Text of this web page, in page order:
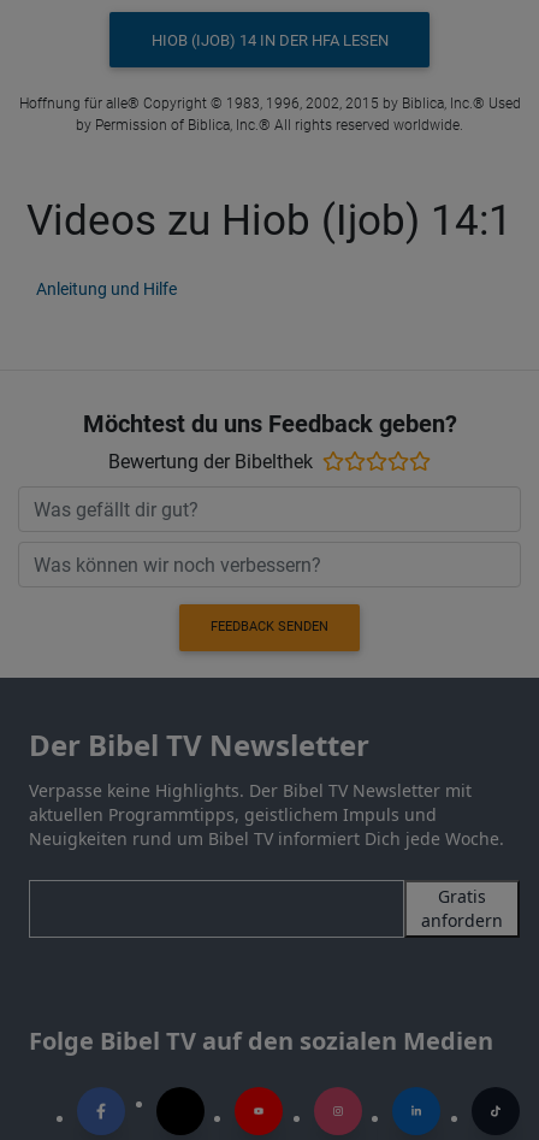
HIOB (IJOB) 14 IN DER HFA LESEN
Hoffnung für alle® Copyright © 1983, 1996, 2002, 2015 by Biblica, Inc.® Used
by Permission of Biblica, Inc.® All rights reserved worldwide.
Videos zu Hiob (Ijob) 14:1
Anleitung und Hilfe
Möchtest du uns Feedback geben?
Bewertung der Bibelthek
FEEDBACK SENDEN
Der Bibel TV Newsletter
Verpasse keine Highlights. Der Bibel TV Newsletter mit
aktuellen Programmtipps, geistlichem Impuls und
Neuigkeiten rund um Bibel TV informiert Dich jede Woche.
Gratis
anfordern
Folge Bibel TV auf den sozialen Medien